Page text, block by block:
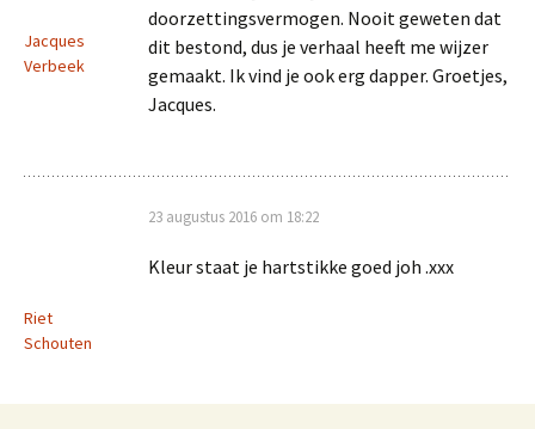
Jacques
Verbeek
doorzettingsvermogen. Nooit geweten dat
dit bestond, dus je verhaal heeft me wijzer
gemaakt. Ik vind je ook erg dapper. Groetjes,
Jacques.
Riet
Schouten
23 augustus 2016 om 18:22
Kleur staat je hartstikke goed joh .xxx